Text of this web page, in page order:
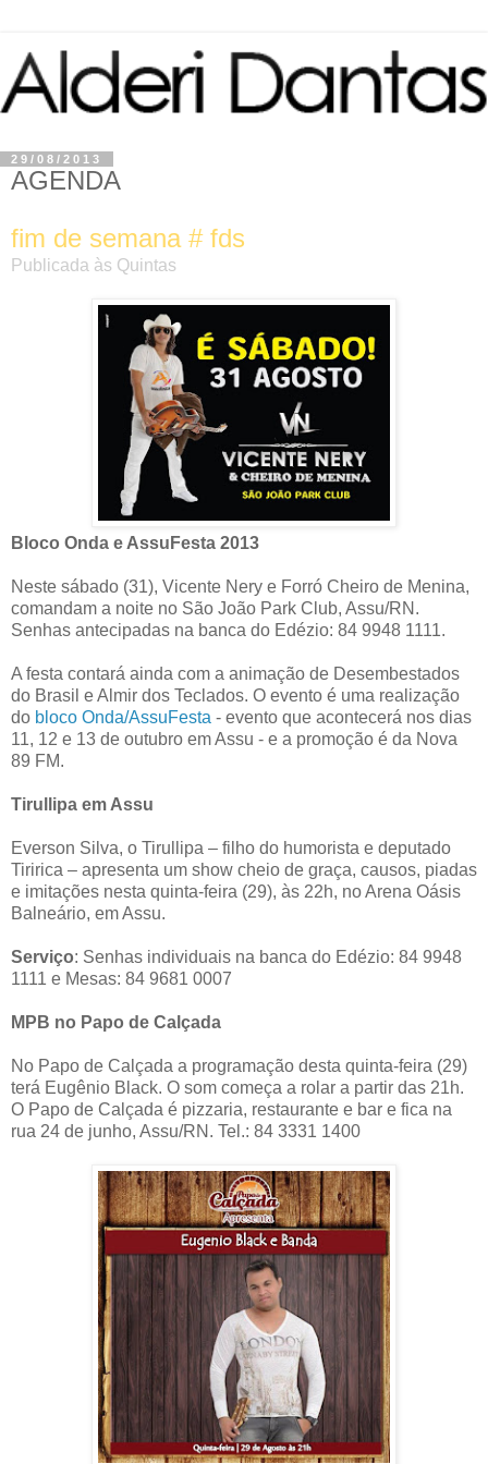
29/08/2013
AGENDA
fim de semana # fds
Publicada às Quintas
Bloco Onda e AssuFesta 2013
Neste sábado (31), Vicente Nery e Forró Cheiro de Menina,
comandam a noite no São João Park Club, Assu/RN.
Senhas antecipadas na banca do Edézio: 84 9948 1111.
A festa contará ainda com a animação de Desembestados
do Brasil e Almir dos Teclados. O evento é uma realização
do bloco Onda/AssuFesta - evento que acontecerá nos dias
11, 12 e 13 de outubro em Assu - e a promoção é da Nova
89 FM.
Tirullipa em Assu
Everson Silva, o Tirullipa – filho do humorista e deputado
Tiririca – apresenta um show cheio de graça, causos, piadas
e imitações nesta quinta-feira (29), às 22h, no Arena Oásis
Balneário, em Assu.
Serviço: Senhas individuais na banca do Edézio: 84 9948
1111 e Mesas: 84 9681 0007
MPB no Papo de Calçada
No Papo de Calçada a programação desta quinta-feira (29)
terá Eugênio Black. O som começa a rolar a partir das 21h.
O Papo de Calçada é pizzaria, restaurante e bar e fica na
rua 24 de junho, Assu/RN. Tel.: 84 3331 1400